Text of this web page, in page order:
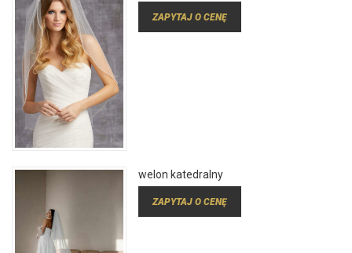
ZAPYTAJ O CENĘ
welon katedralny
ZAPYTAJ O CENĘ